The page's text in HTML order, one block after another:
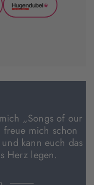
Hugendubel
*
„Songs of our
freue mich schon
kann euch das
Herz legen.